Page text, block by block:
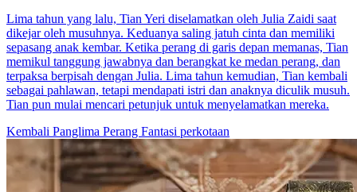
Lima tahun yang lalu, Tian Yeri diselamatkan oleh Julia Zaidi saat
dikejar oleh musuhnya. Keduanya saling jatuh cinta dan memiliki
sepasang anak kembar. Ketika perang di garis depan memanas, Tian
memikul tanggung jawabnya dan berangkat ke medan perang, dan
terpaksa berpisah dengan Julia. Lima tahun kemudian, Tian kembali
sebagai pahlawan, tetapi mendapati istri dan anaknya diculik musuh.
Tian pun mulai mencari petunjuk untuk menyelamatkan mereka.
Kembali Panglima Perang Fantasi perkotaan